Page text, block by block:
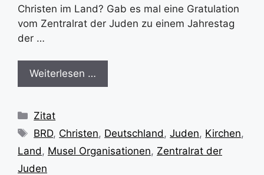
Christen im Land? Gab es mal eine Gratulation
vom Zentralrat der Juden zu einem Jahrestag
der …
Weiterlesen …
Kategorien
Zitat
Schlagwörter
BRD, Christen, Deutschland,Juden, Kirchen,
Land, Musel Organisationen, Zentralrat der
Juden